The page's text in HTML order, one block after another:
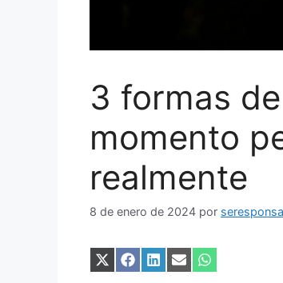
3 formas
momento
realmente
8 de enero de 2024 por
Compartir
Compartir
Compartir
Compartir
Compartir